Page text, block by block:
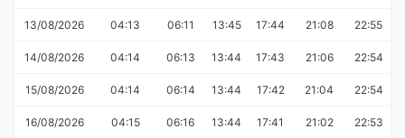
13/08/2026 04:13 06:11 13:45 17:44 21:08 22:55
14/08/2026 04:14 06:13 13:44 17:43 21:06 22:54
15/08/2026 04:14 06:14 13:44 17:42 21:04 22:54
16/08/2026 04:15 06:16 13:44 17:41 21:02 22:53